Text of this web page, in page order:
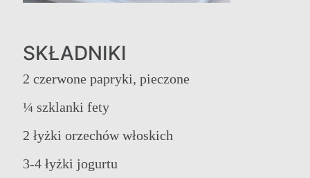
SKŁADNIKI
2 czerwone papryki, pieczone
¼ szklanki fety
2 łyżki orzechów włoskich
3-4 łyżki jogurtu